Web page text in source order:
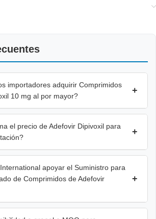
importadores adquirir Comprimidos
10 mg al por mayor?
+
el precio de Adefovir Dipivoxil para
+
apoyar el Suministro para
de Comprimidos de Adefovir
+